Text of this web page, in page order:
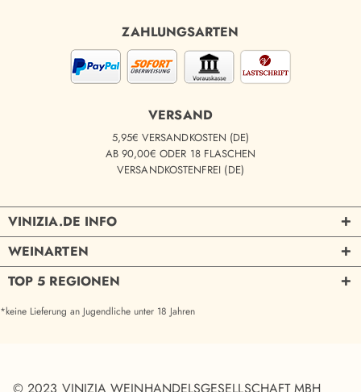
ZAHLUNGSARTEN
VERSAND
5,95€ VERSANDKOSTEN (DE)
AB 90,00€ ODER 18 FLASCHEN
VERSANDKOSTENFREI (DE)
VINIZIA.DE INFO
WEINARTEN
TOP 5 REGIONEN
*keine Lieferung an Jugendliche unter 18 Jahren